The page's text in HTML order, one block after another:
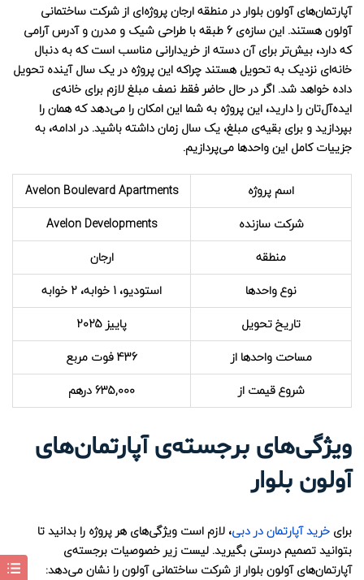
آپارتمان‌های آولون بلوار در منطقه ارجان پروژه‌ای از شرکت ساختمانی
آولون هستند. این سازه‌ی 6 طبقه با طراحی شیک و مدرن و آدرس آرامی
که دارد، بیش‌تر برای آن دسته از خریدارانی مناسب است که به دنبال
خانه‌ای نزدیک به تحویل هستند چراکه این پروژه در یک سال آینده تحویل
داده خواهد شد. اگر در حال حاضر فقط نصف مبلغ لازم برای خانه‌ی
ایده‌آل‌تان را دارید، این پروژه به شما این امکان را می‌دهد که همان را
بپردازید و برای بقیه‌ی مبلغ، یک سال زمان داشته باشید. در ادامه، به
جزییات کامل این واحدها می‌پردازیم.
اسم پروژه
Avelon Boulevard Apartments
شرکت سازنده
Avelon Developments
منطقه
ارجان
نوع واحدها
استودیو، 1 خوابه، 2 خوابه
تاریخ تحویل
پاییز 2025
مساحت واحدها از
436 فوت مربع
شروع قیمت از
635,000 درهم
ویژگی‌های برجسته‌ی آپارتمان‌های
آولون بلوار
برای خرید آپارتمان در دبی، لازم است ویژگی‌های هر پروژه را بدانید تا
بتوانید تصمیم درستی بگیرید. لیست زیر خصوصیات برجسته‌ی
آپارتمان‌های آولون بلوار از شرکت ساختمانی آولون را نشان می‌دهد: